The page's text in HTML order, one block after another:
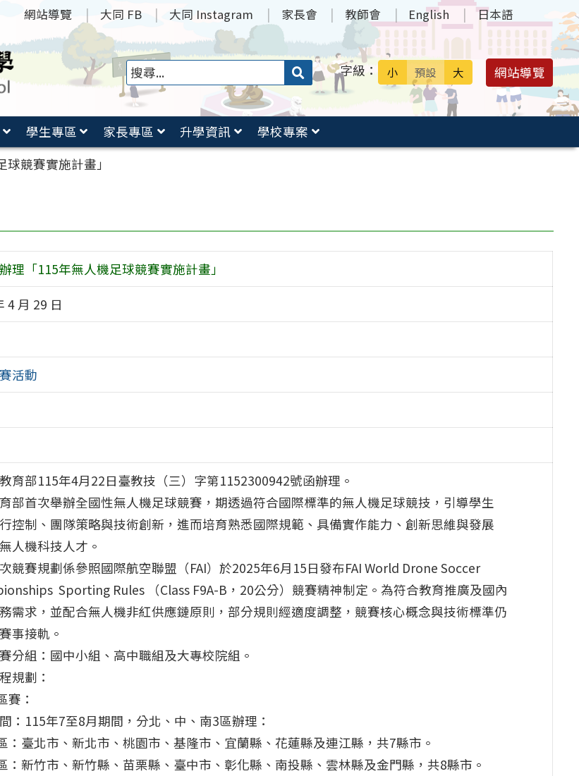
網站導覽 大同 FB 大同 Instagram 家長會 教師會 English 日本語
搜
送出 字級： 小 預設 大 網站導覽
學生專區 家長專區 升學資訊
學校專案
競賽實施計畫」
理「115年無人機足球競賽實施計畫」
4 月 29 日
活動
育部115年4月22日臺教技（三）字第1152300942號函辦理。
部首次舉辦全國性無人機足球競賽，期透過符合國際標準的無人機足球競技，引導學生
控制、團隊策略與技術創新，進而培育熟悉國際規範、具備實作能力、創新思維與發展
人機科技人才。
競賽規劃係參照國際航空聯盟（FAI）於2025年6月15日發布FAI World Drone Soccer
Sporting Rules （Class F9A-B，20公分）競賽精神制定。為符合教育推廣及國內
需求，並配合無人機非紅供應鏈原則，部分規則經適度調整，競賽核心概念與技術標準仍
事接軌。
分組：國中小組、高中職組及大專校院組。
規劃：
賽：
：115年7至8月期間，分北、中、南3區辦理：
：臺北市、新北市、桃園市、基隆市、宜蘭縣、花蓮縣及連江縣，共7縣市。
：新竹市、新竹縣、苗栗縣、臺中市、彰化縣、南投縣、雲林縣及金門縣，共8縣市。